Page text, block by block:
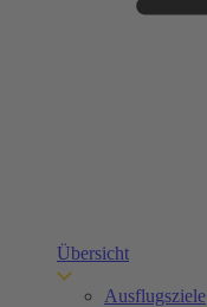
Übersicht
Ausflugsziele